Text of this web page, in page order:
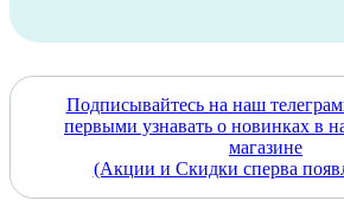
Подписывайтесь на наш
первыми узнавать о новинках в
магазине
(Акции и Скидки сперва